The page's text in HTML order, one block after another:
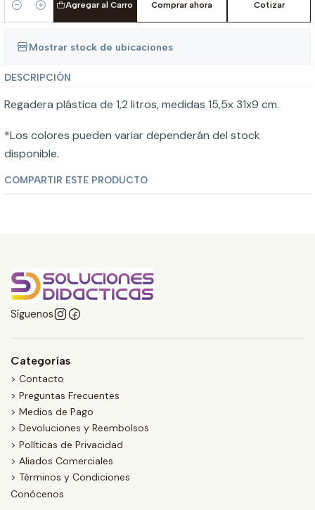
Cantidad
Agregar al Carro Comprar ahora Cotizar
Mostrar stock de ubicaciones
DESCRIPCIÓN
Regadera plástica de 1,2 litros, medidas 15,5x 31x9 cm.
*Los colores pueden variar dependerán del stock
disponible.
COMPARTIR ESTE PRODUCTO
Síguenos
Categorías
> Contacto
> Preguntas Frecuentes
> Medios de Pago
> Devoluciones y Reembolsos
> Políticas de Privacidad
> Aliados Comerciales
> Términos y Condiciones
Conócenos